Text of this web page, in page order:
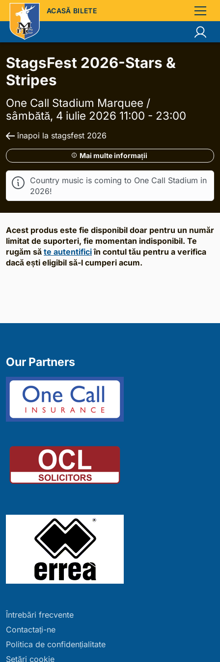
ACASĂ BILETE
StagsFest 2026-Stars &
Stripes
One Call Stadium Marquee /
sâmbătă, 4 iulie 2026 11:00 - 23:00
înapoi la stagsfest 2026
Mai multe informații
Country music is coming to One Call Stadium in
2026!
Acest produs este fie disponibil doar pentru un număr
limitat de suporteri, fie momentan indisponibil. Te
rugăm să te autentificiîn contul tău pentru a verifica
dacă ești eligibil să-l cumperi acum.
Întrebări frecvente
Contactați-ne
Politica de confidențialitate
Setări cookie
Our Partners